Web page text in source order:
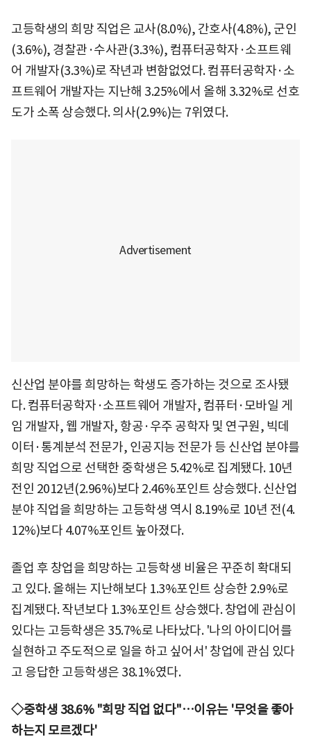
고등학생의 희망 직업은 교사(8.0%), 간호사(4.8%), 군인
(3.6%), 경찰관·수사관(3.3%), 컴퓨터공학자·소프트웨
어 개발자(3.3%)로 작년과 변함없었다. 컴퓨터공학자·소
프트웨어 개발자는 지난해 3.25%에서 올해 3.32%로 선호
도가 소폭 상승했다. 의사(2.9%)는 7위였다.
신산업 분야를 희망하는 학생도 증가하는 것으로 조사됐
다. 컴퓨터공학자·소프트웨어 개발자, 컴퓨터·모바일 게
임 개발자, 웹 개발자, 항공·우주 공학자 및 연구원, 빅데
이터·통계분석 전문가, 인공지능 전문가 등 신산업 분야를
희망 직업으로 선택한 중학생은 5.42%로 집계됐다. 10년
전인 2012년(2.96%)보다 2.46%포인트 상승했다. 신산업
분야 직업을 희망하는 고등학생 역시 8.19%로 10년 전(4.
12%)보다 4.07%포인트 높아졌다.
졸업 후 창업을 희망하는 고등학생 비율은 꾸준히 확대되
고 있다. 올해는 지난해보다 1.3%포인트 상승한 2.9%로
집계됐다. 작년보다 1.3%포인트 상승했다. 창업에 관심이
있다는 고등학생은 35.7%로 나타났다. '나의 아이디어를
실현하고 주도적으로 일을 하고 싶어서' 창업에 관심 있다
고 응답한 고등학생은 38.1%였다.
◇중학생 38.6% "희망 직업 없다"…이유는 '무엇을 좋아
하는지 모르겠다'